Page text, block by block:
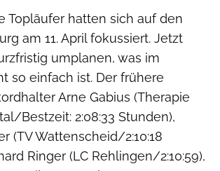
Topläufer hatten sich auf den
am 11. April fokussiert. Jetzt
umplanen, was im
so einfach ist. Der frühere
Arne Gabius (Therapie
Bestzeit: 2:08:33 Stunden),
(TV Wattenscheid/2:10:18
Ringer (LC Rehlingen/2:10:59),